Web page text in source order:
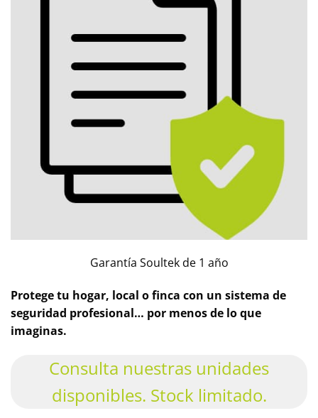
Garantía Soultek de 1 año
Protege tu hogar, local o finca con un sistema de
seguridad profesional… por menos de lo que
imaginas.
Consulta nuestras unidades
disponibles. Stock limitado.